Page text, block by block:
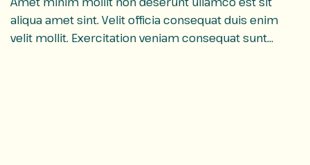
aliqua amet sint. Velit officia consequat duis enim
velit mollit. Exercitation veniam consequat sunt